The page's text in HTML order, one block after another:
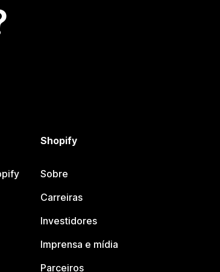
Shopify
Sobre
Carreiras
Investidores
Imprensa e mídia
Parceiros